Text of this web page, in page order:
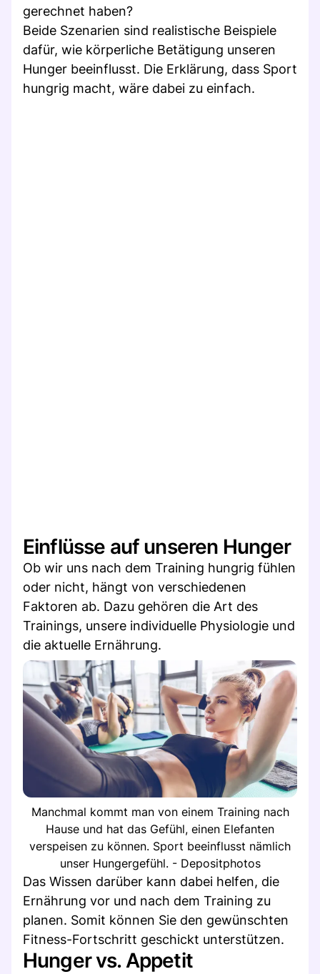
gerechnet haben?
Beide Szenarien sind realistische Beispiele
dafür, wie körperliche Betätigung unseren
Hunger beeinflusst. Die Erklärung, dass Sport
hungrig macht, wäre dabei zu einfach.
Einflüsse auf unseren Hunger
Ob wir uns nach dem Training hungrig fühlen
oder nicht, hängt von verschiedenen
Faktoren ab. Dazu gehören die Art des
Trainings, unsere individuelle Physiologie und
die aktuelle Ernährung.
Manchmal kommt man von einem Training nach
Hause und hat das Gefühl, einen Elefanten
verspeisen zu können. Sport beeinflusst nämlich
unser Hungergefühl. - Depositphotos
Das Wissen darüber kann dabei helfen, die
Ernährung vor und nach dem Training zu
planen. Somit können Sie den gewünschten
Fitness-Fortschritt geschickt unterstützen.
Hunger vs. Appetit